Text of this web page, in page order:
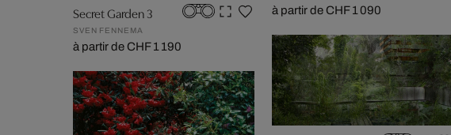
Secret Garden 3
SVEN FENNEMA
à partir de CHF 1 190
à partir de CHF 1 090